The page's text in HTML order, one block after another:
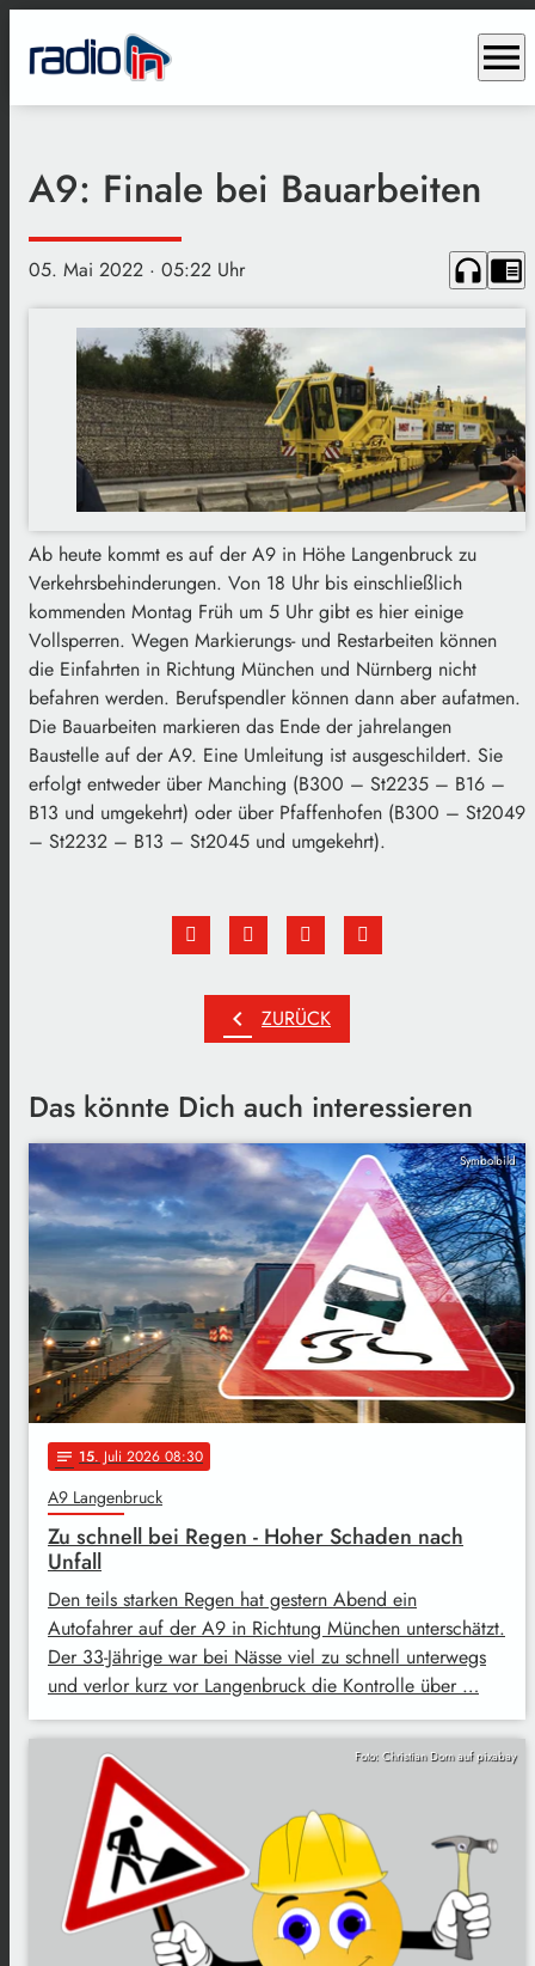
menu
A9: Finale bei Bauarbeiten
05. Mai 2022 · 05:22 Uhr headphones chrome_reader_mode
Ab heute kommt es auf der A9 in Höhe Langenbruck zu
Verkehrsbehinderungen. Von 18 Uhr bis einschließlich
kommenden Montag Früh um 5 Uhr gibt es hier einige
Vollsperren. Wegen Markierungs- und Restarbeiten können
die Einfahrten in Richtung München und Nürnberg nicht
befahren werden. Berufspendler können dann aber aufatmen.
Die Bauarbeiten markieren das Ende der jahrelangen
Baustelle auf der A9. Eine Umleitung ist ausgeschildert. Sie
erfolgt entweder über Manching (B300 – St2235 – B16 –
B13 und umgekehrt) oder über Pfaffenhofen (B300 – St2049
– St2232 – B13 – St2045 und umgekehrt).
chevron_left ZURÜCK
Das könnte Dich auch interessieren
Symbolbild
notes 15. Juli 2026 08:30
A9 Langenbruck
Zu schnell bei Regen - Hoher Schaden nach
Unfall
Den teils starken Regen hat gestern Abend ein
Autofahrer auf der A9 in Richtung München unterschätzt.
Der 33-Jährige war bei Nässe viel zu schnell unterwegs
und verlor kurz vor Langenbruck die Kontrolle über …
Foto: Christian Dorn auf pixabay